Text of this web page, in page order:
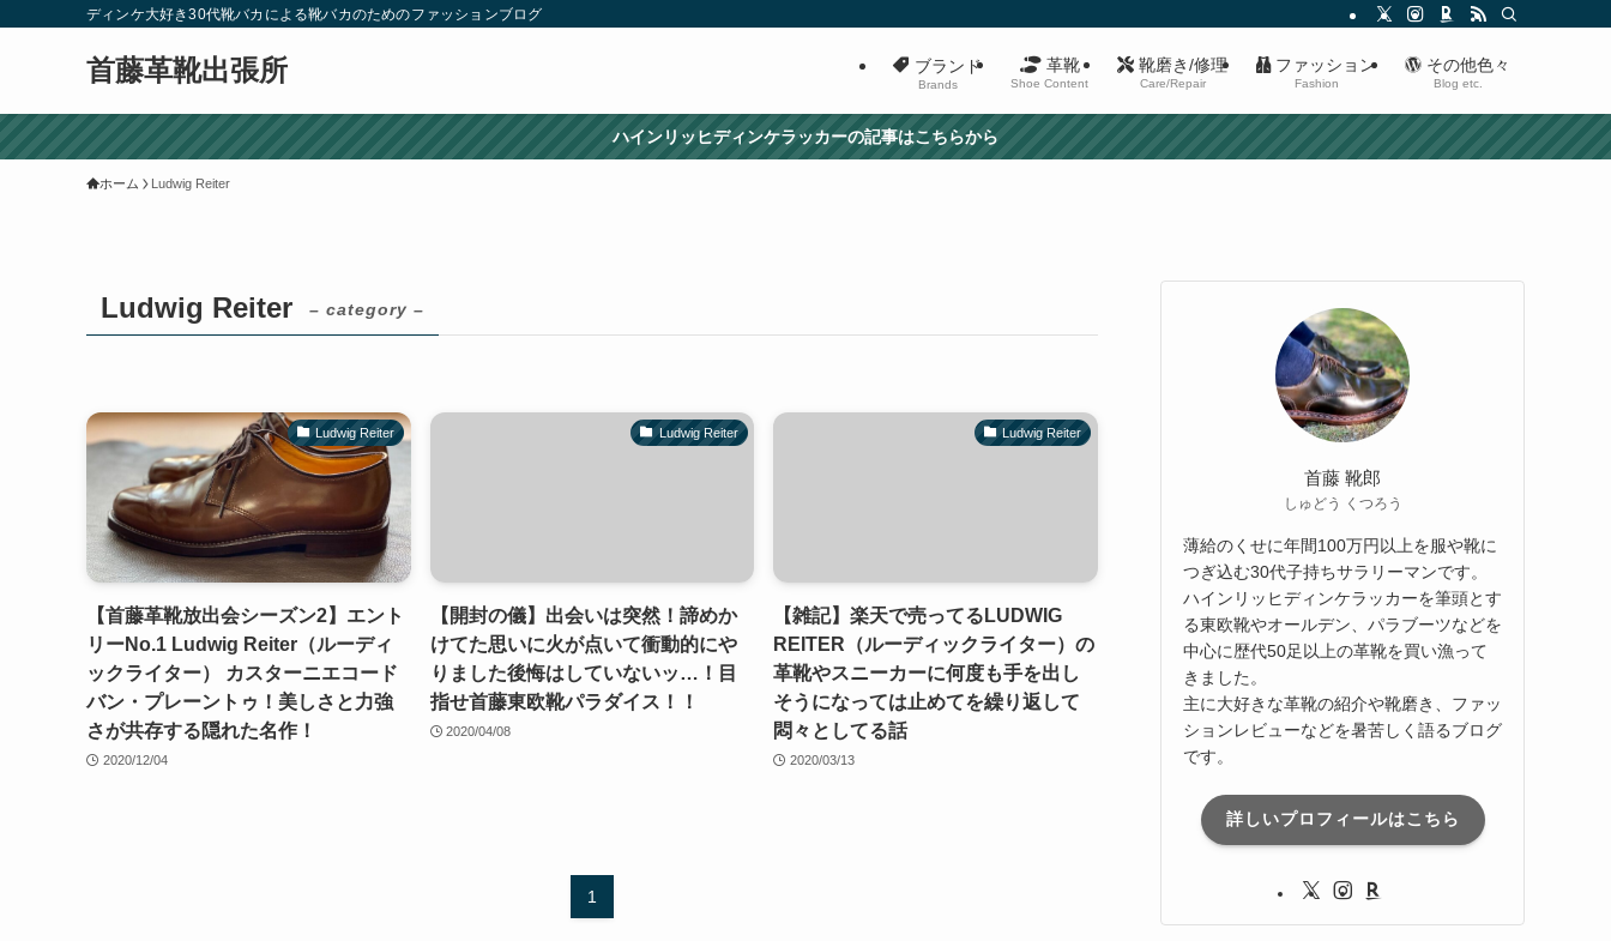
ディンケ大好き30代靴バカによる靴バカのためのファッションブログ
首藤革靴出張所 ブランド
Brands
革靴
Shoe Content
靴磨き/修理
Care/Repair
ファッション
Fashion
その他色々
Blog etc.
ハインリッヒディンケラッカーの記事はこちらから
ホーム Ludwig Reiter
Ludwig Reiter – category –
Ludwig Reiter
【首藤革靴放出会シーズン2】エント
リーNo.1 Ludwig Reiter（ルーディ
ックライター） カスターニエコード
バン・プレーントゥ！美しさと力強
さが共存する隠れた名作！
2020/12/04
Ludwig Reiter
【開封の儀】出会いは突然！諦めか
けてた思いに火が点いて衝動的にや
りました後悔はしていないッ…！目
指せ首藤東欧靴パラダイス！！
2020/04/08
Ludwig Reiter
【雑記】楽天で売ってるLUDWIG
REITER（ルーディックライター）の
革靴やスニーカーに何度も手を出し
そうになっては止めてを繰り返して
悶々としてる話
2020/03/13
1
首藤 靴郎
しゅどう くつろう
薄給のくせに年間100万円以上を服や靴に
つぎ込む30代子持ちサラリーマンです。
ハインリッヒディンケラッカーを筆頭とす
る東欧靴やオールデン、パラブーツなどを
中心に歴代50足以上の革靴を買い漁って
きました。
主に大好きな革靴の紹介や靴磨き、ファッ
ションレビューなどを暑苦しく語るブログ
です。
詳しいプロフィールはこちら